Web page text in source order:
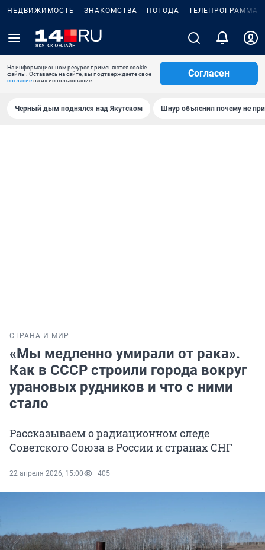
НЕДВИЖИМОСТЬ ЗНАКОМСТВА ПОГОДА ТЕЛЕПРОГРАММА
На информационном ресурсе применяются cookie-
файлы. Оставаясь на сайте, вы подтверждаете свое
согласиена их использование.
Согласен
Черный дым поднялся над Якутском Шнур объяснил почему не
СТРАНА И МИР
«Мы медленно умирали от рака».
Как в СССР строили города вокруг
урановых рудников и что с ними
стало
Рассказываем о радиационном следе
Советского Союза в России и странах СНГ
22 апреля 2026, 15:00 405